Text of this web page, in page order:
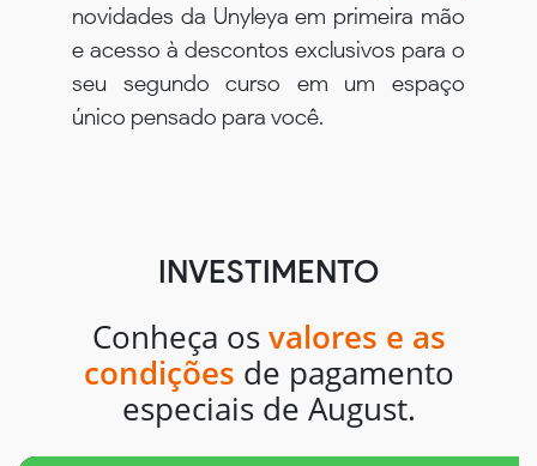
novidades da Unyleya em primeira mão
e acesso à descontos exclusivos para o
seu segundo curso em um espaço
único pensado para você.
INVESTIMENTO
Conheça os valores e as
condições de pagamento
especiais de August.